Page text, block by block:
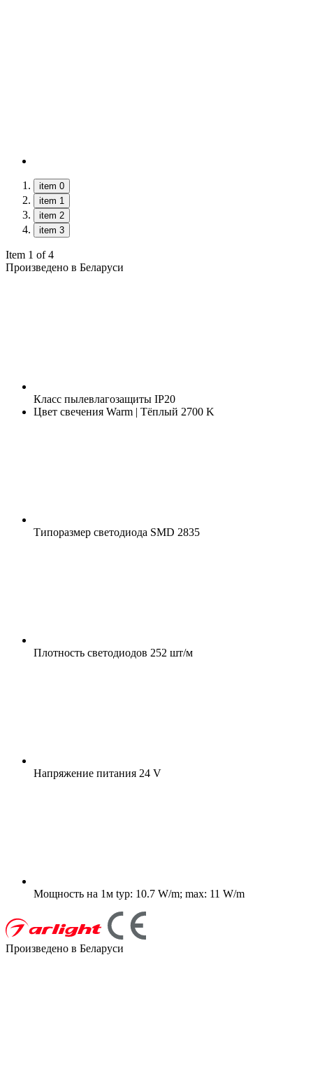
item 0
item 1
item 2
item 3
Item 1 of 4
Произведено в Беларуси
Класс пылевлагозащиты IP20
Цвет свечения Warm | Тёплый 2700 K
Типоразмер светодиода SMD 2835
Плотность светодиодов 252 шт/м
Напряжение питания 24 V
Мощность на 1м typ: 10.7 W/m; max: 11 W/m
Произведено в Беларуси